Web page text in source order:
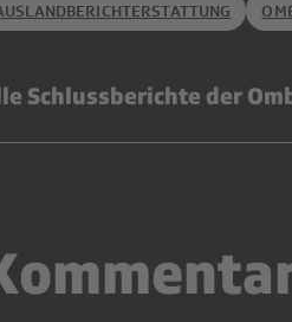
Schlussberichte der